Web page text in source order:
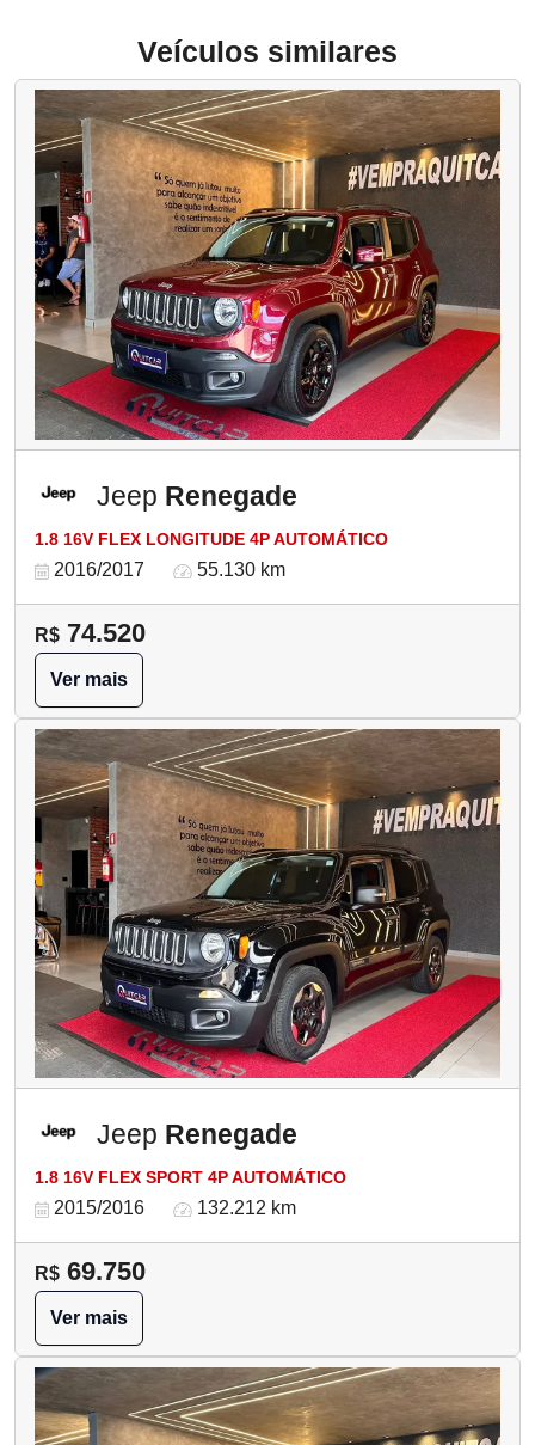
Veículos similares
Jeep Renegade
1.8 16V FLEX LONGITUDE 4P AUTOMÁTICO
2016/2017 55.130 km
R$ 74.520
Ver mais
Jeep Renegade
1.8 16V FLEX SPORT 4P AUTOMÁTICO
2015/2016 132.212 km
R$ 69.750
Ver mais